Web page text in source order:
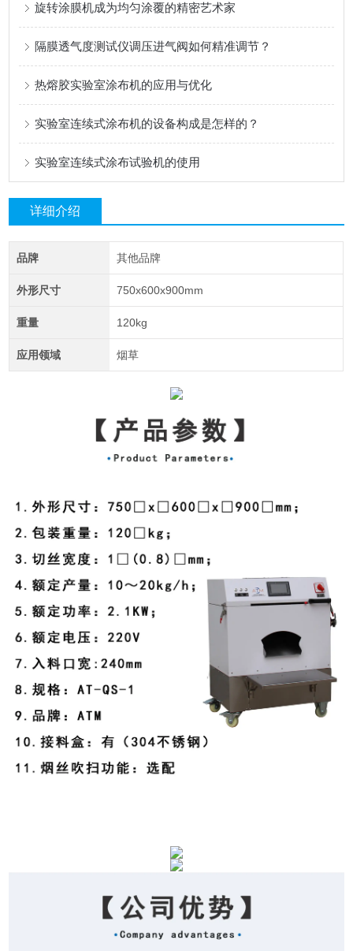
旋转涂膜机成为均匀涂覆的精密艺术家
隔膜透气度测试仪调压进气阀如何精准调节？
热熔胶实验室涂布机的应用与优化
实验室连续式涂布机的设备构成是怎样的？
实验室连续式涂布试验机的使用
详细介绍
品牌 其他品牌
外形尺寸 750x600x900mm
重量 120kg
应用领域 烟草